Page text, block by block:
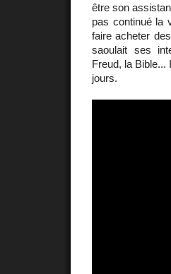
être son
pas continué la
faire acheter
saoulait ses
Freud, la Bible...
jours.